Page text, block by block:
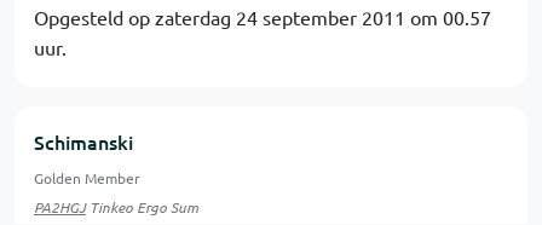
Opgesteld op zaterdag 24 september 2011 om 00.57
uur.
Schimanski
Golden Member
PA2HGJTinkeo Ergo Sum